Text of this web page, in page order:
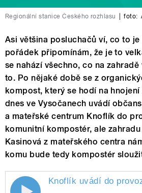
Regionální stanice Českého rozhlasu foto:
Asi většina posluchačů ví, co to
pořádek připomínám, že je to
se nahází všechno, co na
to. Po nějaké době se z
kompost, který se hodí na
dnes ve Vysočanech uvádí
a mateřské centrum Knoflík do
komunitní kompostér, ale
Kasinová z mateřského centra
komu bude tedy kompostér
Knoflík uvádí do